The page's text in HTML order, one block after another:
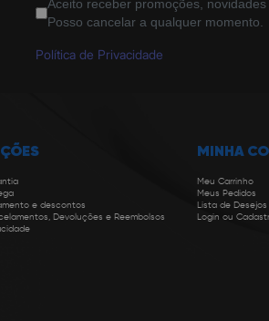
Aceito receber promoções,
Posso cancelar a qualquer momento.
Política de Privacidade
e descontos
Devoluções e Reembolsos
MINHA
Meu Carrinho
Meus Pedidos
Lista de Desejos
Login ou